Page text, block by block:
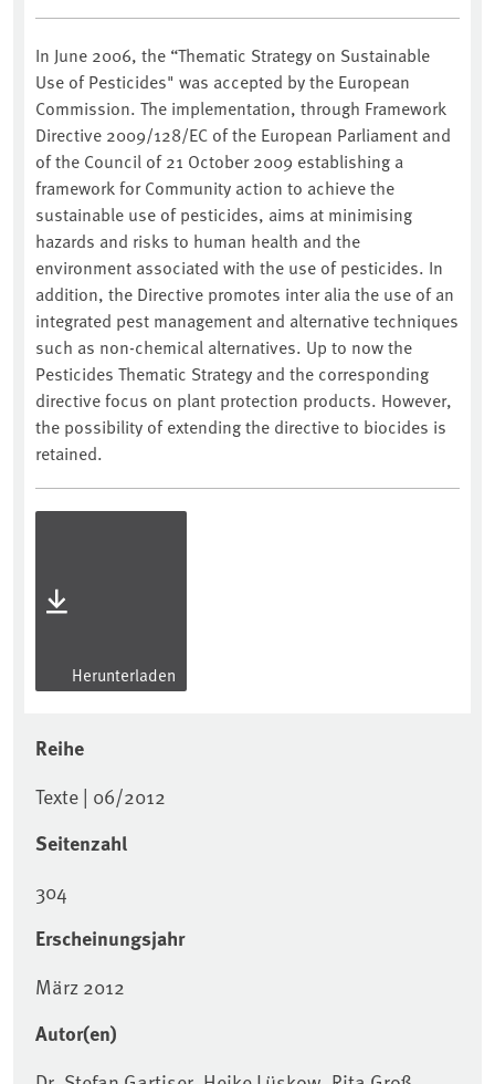
In June 2006, the “Thematic Strategy on Sustainable
Use of Pesticides" was accepted by the European
Commission. The implementation, through Framework
Directive 2009/128/EC of the European Parliament and
of the Council of 21 October 2009 establishing a
framework for Community action to achieve the
sustainable use of pesticides, aims at minimising
hazards and risks to human health and the
environment associated with the use of pesticides. In
addition, the Directive promotes inter alia the use of an
integrated pest management and alternative techniques
such as non-chemical alternatives. Up to now the
Pesticides Thematic Strategy and the corresponding
directive focus on plant protection products. However,
the possibility of extending the directive to biocides is
retained.
Herunterladen
Reihe
Texte | 06/2012
Seitenzahl
304
Erscheinungsjahr
März 2012
Autor(en)